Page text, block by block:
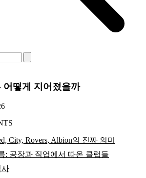
어떻게 지어졌을까
City, Rovers, Albion의 진짜 의미
: 공장과 직업에서 따온 클럽들
사